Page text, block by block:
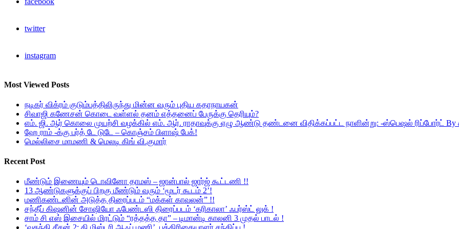
twitter
instagram
Most Viewed Posts
நடிகர் விக்ரம் குடும்பத்திலிருந்து மின்ன வரும் புதிய கதாநாயகன்
சிவாஜி கணேசன் கொடை வள்ளல் தனம் எத்தனைப் பேருக்கு தெரியும்?
எம். ஜி. ஆர் கொலை முயற்சி வழக்கில் எம். ஆர். ராதாவுக்கு ஏழு ஆண்டு தண்டனை விதிக்கப்பட்ட நாளின்று: -ஸ்பெஷல் ரிப்போர்ட்
ஹே ராம் -க்கு பர்த் டே டுடே – கொஞ்சம் பிளாஷ் பேக்!
மெல்லிசை மாமணி & மெலடி கிங் வி.குமார்
Recent Post
மீண்டும் இணையும் டொவினோ தாமஸ் – ஜான்பால் ஜார்ஜ் கூட்டணி !!
13 ஆண்டுகளுக்குப் பிறகு மீண்டும் வரும் ‘மூடர் கூடம் 2’!
மணிகண்டனின் அடுத்த திரைப்படம் “மக்கள் காவலன்” !!
சந்தீப் கிஷனின் சோஷியோ ஃபேண்டஸி திரைப்படம் ‘கரிகாலா’ ஃபர்ஸ்ட் லுக் !
சாம் சி எஸ் இசையில் மிரட்டும் “ரத்தத்த தா” – டிமான்டி காலனி 3 முதல் பாடல் !